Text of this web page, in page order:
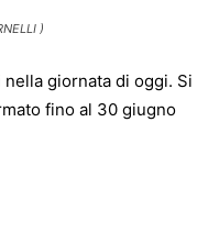
)
giornata di oggi. Si
fino al 30 giugno